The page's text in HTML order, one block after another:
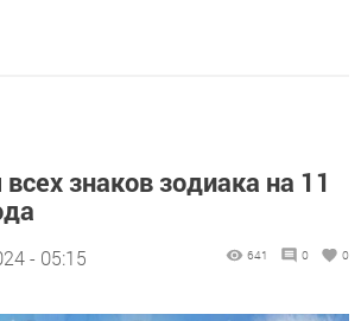
знаков зодиака на 11
- 05:15 641 0 0